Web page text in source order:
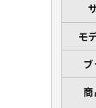
モ
商